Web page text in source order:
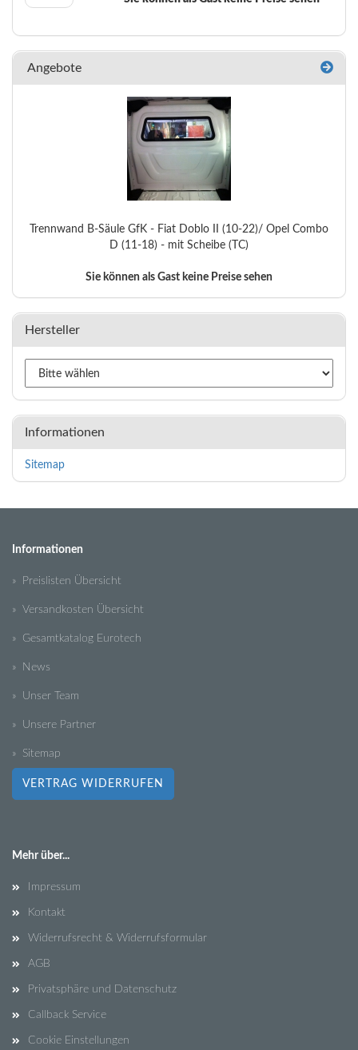
Angebote
Trennwand B-Säule GfK - Fiat Doblo II (10-22)/ Opel Combo
D (11-18) - mit Scheibe (TC)
Sie können als Gast keine Preise sehen
Hersteller
Informationen
Sitemap
Informationen
» Preislisten Übersicht
» Versandkosten Übersicht
» Gesamtkatalog Eurotech
» News
» Unser Team
» Unsere Partner
» Sitemap
VERTRAG WIDERRUFEN
Mehr über...
Impressum
Kontakt
Widerrufsrecht & Widerrufsformular
AGB
Privatsphäre und Datenschutz
Callback Service
Cookie Einstellungen